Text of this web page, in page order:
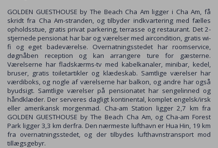
GOLDEN GUESTHOUSE by The Beach Cha Am ligger i Cha Am, få
skridt fra Cha Am-stranden, og tilbyder indkvartering med fælles
opholdsstue, gratis privat parkering, terrasse og restaurant. Det 2-
stjernede pensionat har bar og værelser med aircondition, gratis wi-
fi og eget badeværelse. Overnatningsstedet har roomservice,
døgnåben reception og kan arrangere ture for gæsterne.
Værelserne har fladskærms-tv med kabelkanaler, minibar, kedel,
bruser, gratis toiletartikler og klædeskab. Samtlige værelser har
værdiboks, og nogle af værelserne har balkon, og andre har også
byudsigt. Samtlige værelser på pensionatet har sengelinned og
håndklæder. Der serveres dagligt kontinental, komplet engelsk/irsk
eller amerikansk morgenmad. Cha-am Station ligger 2,7 km fra
GOLDEN GUESTHOUSE by The Beach Cha Am, og Cha-am Forest
Park ligger 3,3 km derfra. Den nærmeste lufthavn er Hua Hin, 19 km
fra overnatningsstedet, og der tilbydes lufthavnstransport mod
tillægsgebyr.